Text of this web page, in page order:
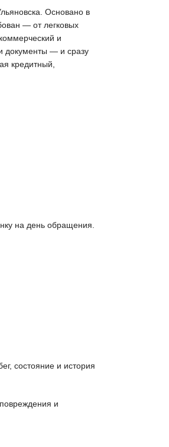
Основано в
— от легковых
и
документы — и сразу
кредитный,
на день обращения.
состояние и история
и